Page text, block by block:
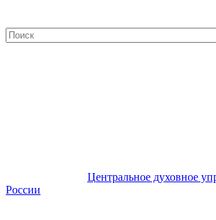
Центральное духовное
России